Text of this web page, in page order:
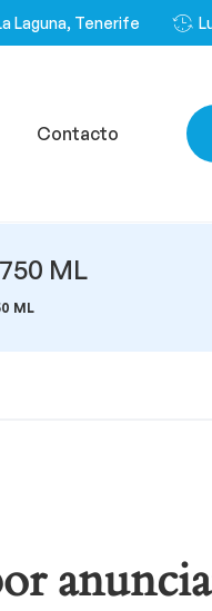
Laguna, Tenerife
Contacto
ML
ML